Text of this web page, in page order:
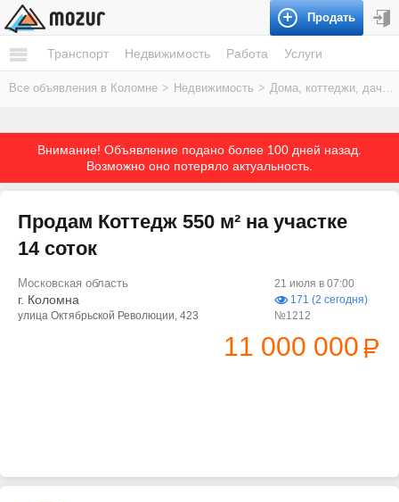
Продать
Транспорт Недвижимость Работа Услуги
Все объявления в Коломне > Недвижимость > Дома, коттеджи, дачи
Внимание! Объявление подано более 100 дней назад.
Возможно оно потеряло актуальность.
Продам Коттедж 550 м² на участке
14 соток
Московская область
г. Коломна
улица Октябрьской Революции, 423
21 июля в 07:00
171 (2 сегодня)
№1212
11 000 000